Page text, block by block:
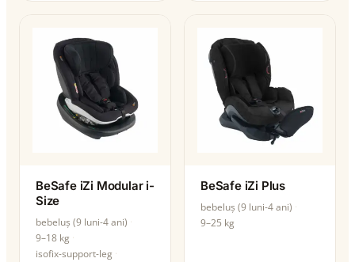
BeSafe iZi Modular i-
Size
bebeluș (9 luni-4 ani)
9–18 kg
isofix-support-leg
BeSafe iZi Plus
bebeluș (9 luni-4 ani)
9–25 kg